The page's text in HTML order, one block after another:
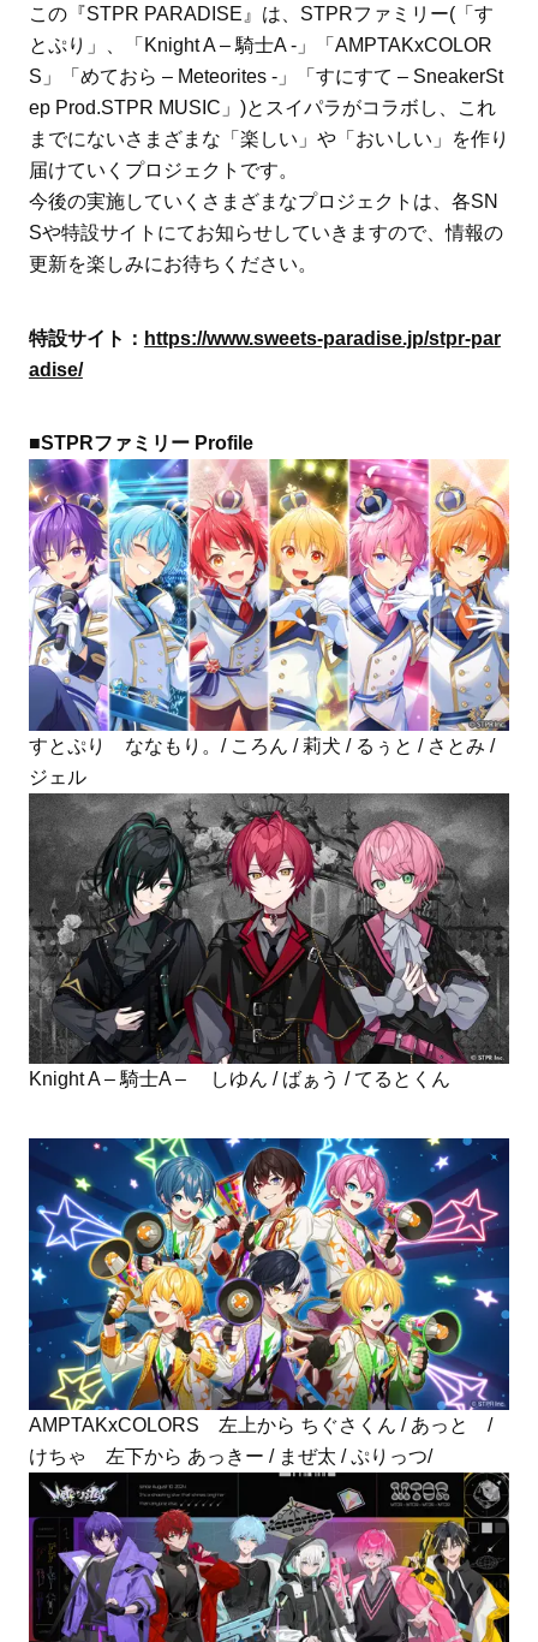
この『STPR PARADISE』は、STPRファミリー(「す
とぷり」、「Knight A – 騎士A -」「AMPTAKxCOLOR
S」「めておら – Meteorites -」「すにすて – SneakerSt
ep Prod.STPR MUSIC」)とスイパラがコラボし、これ
までにないさまざまな「楽しい」や「おいしい」を作り
届けていくプロジェクトです。
今後の実施していくさまざまなプロジェクトは、各SN
Sや特設サイトにてお知らせしていきますので、情報の
更新を楽しみにお待ちください。
特設サイト： https://www.sweets-paradise.jp/stpr-par
adise/
■STPRファミリー Profile
すとぷり ななもり。/ ころん / 莉犬 / るぅと / さとみ /
ジェル
Knight A – 騎士A – しゆん / ばぁう / てるとくん
AMPTAKxCOLORS 左上から ちぐさくん / あっと /
けちゃ 左下から あっきー / まぜ太 / ぷりっつ/